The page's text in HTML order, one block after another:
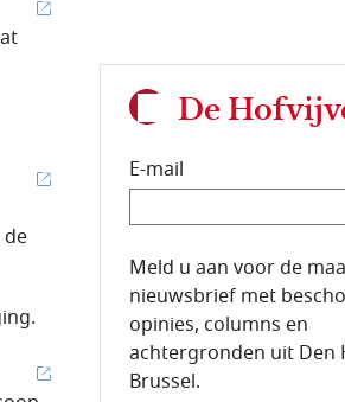
De
E-mail
E-mailadres van de
Meld u aan voor de
nieuwsbrief met
opinies, columns en
achtergronden uit Den
Brussel.